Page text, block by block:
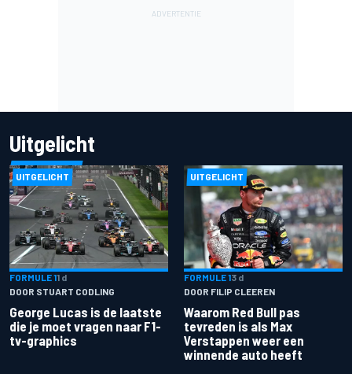
Uitgelicht
UITGELICHT
FORMULE 11 d
DOOR STUART CODLING
George Lucas is de laatste
die je moet vragen naar F1-
tv-graphics
UITGELICHT
FORMULE 13 d
DOOR FILIP CLEEREN
Waarom Red Bull pas
tevreden is als Max
Verstappen weer een
winnende auto heeft